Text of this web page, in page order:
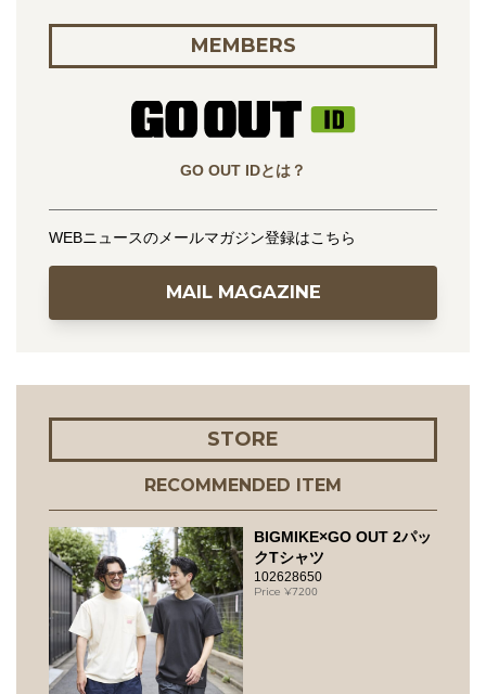
MEMBERS
GO OUT IDとは？
WEBニュースのメールマガジン登録はこちら
MAIL MAGAZINE
STORE
RECOMMENDED ITEM
BIGMIKE×GO OUT 2パッ
クTシャツ
102628650
7200